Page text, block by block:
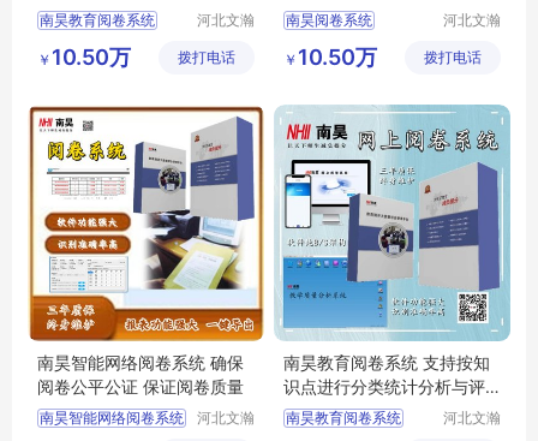
南昊教育阅卷系统
中学网上阅卷
自动阅卷系统
河北文瀚
技发展有
￥ 10.50万 拨打电话
性
南昊阅卷系统
计算机阅卷 评卷系统
河北文瀚
技发展有
￥ 10.50万 拨打电话
南昊智能网络阅卷系统 确保
阅卷公平公证 保证阅卷质量
南昊智能网络阅卷系统
河北文瀚
南昊教育阅卷系统 支持按知
识点进行分类统计分析与评
价
南昊教育阅卷系统
河北文瀚